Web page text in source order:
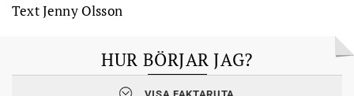
Text Jenny Olsson
HUR BÖRJAR JAG?